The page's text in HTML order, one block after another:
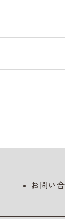
お問い